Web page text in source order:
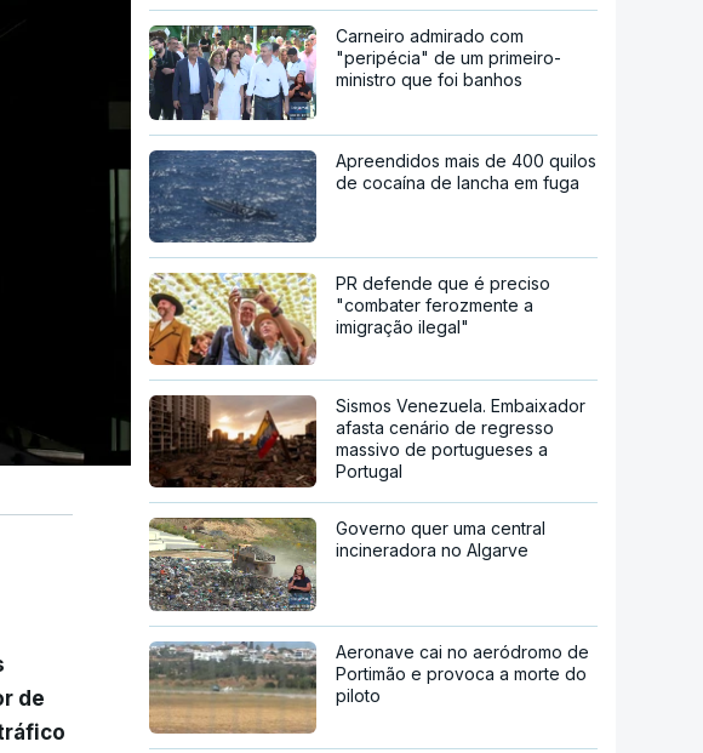
de
Carneiro admirado com
"peripécia" de um primeiro-
ministro que foi banhos
Apreendidos mais de 400 quilos
de cocaína de lancha em fuga
PR defende que é preciso
"combater ferozmente a
imigração ilegal"
Sismos Venezuela. Embaixador
afasta cenário de regresso
massivo de portugueses a
Portugal
Governo quer uma central
incineradora no Algarve
Aeronave cai no aeródromo de
Portimão e provoca a morte do
piloto